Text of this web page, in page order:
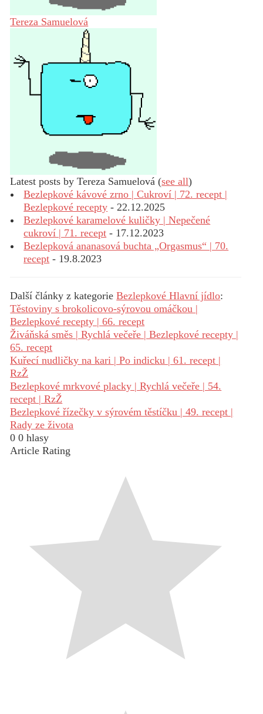
Tereza Samuelová
Latest posts by Tereza Samuelová(see all)
Bezlepkové kávové zrno | Cukroví | 72. recept |
Bezlepkové recepty - 22.12.2025
Bezlepkové karamelové kuličky | Nepečené
cukroví | 71. recept - 17.12.2023
Bezlepková ananasová buchta „Orgasmus“ | 70.
recept - 19.8.2023
Další články z kategorieBezlepkové Hlavní jídlo:
Těstoviny s brokolicovo-sýrovou omáčkou |
Bezlepkové recepty | 66. recept
Živáňská směs | Rychlá večeře | Bezlepkové recepty |
65. recept
Kuřecí nudličky na kari | Po indicku | 61. recept |
RzŽ
Bezlepkové mrkvové placky | Rychlá večeře | 54.
recept | RzŽ
Bezlepkové řízečky v sýrovém těstíčku | 49. recept |
Rady ze života
0 0 hlasy
Article Rating